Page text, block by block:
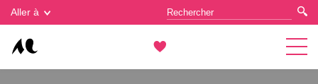
Aller à
Gestion des cookies